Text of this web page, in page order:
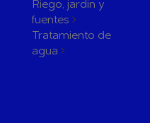
Riego, jardin y
fuentes
Tratamiento de
agua